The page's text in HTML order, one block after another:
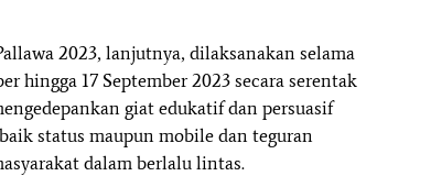
2023, lanjutnya, dilaksanakan selama
hingga 17 September 2023 secara serentak
giat edukatif dan persuasif
status maupun mobile dan teguran
dalam berlalu lintas.